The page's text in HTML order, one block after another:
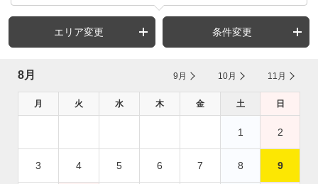
エリア変更 条件変更
8月 9月 10月 11月
月 火 水 木 金 土 日
1 2
3 4 5 6 7 8 9